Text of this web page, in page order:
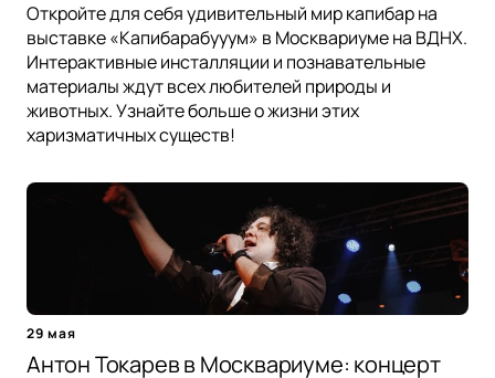
Откройте для себя удивительный мир капибар на
выставке «Капибарабууум» в Москвариуме на ВДНХ.
Интерактивные инсталляции и познавательные
материалы ждут всех любителей природы и
животных. Узнайте больше о жизни этих
харизматичных существ!
29 мая
Антон Токарев в Москвариуме: концерт